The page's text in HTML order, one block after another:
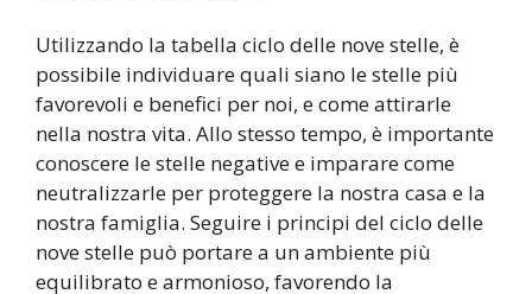
Utilizzando la tabella ciclo delle nove stelle, è
possibile individuare quali siano le stelle più
favorevoli e benefici per noi, e come attirarle
nella nostra vita. Allo stesso tempo, è importante
conoscere le stelle negative e imparare come
neutralizzarle per proteggere la nostra casa e la
nostra famiglia. Seguire i principi del ciclo delle
nove stelle può portare a un ambiente più
equilibrato e armonioso, favorendo la